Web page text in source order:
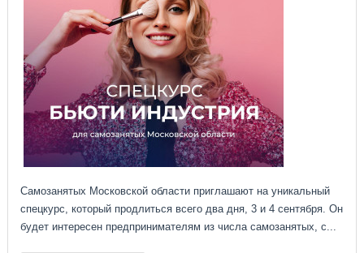
Самозанятых Московской области приглашают на уникальный
спецкурс, который продлиться всего два дня, 3 и 4 сентября. Он
будет интересен предпринимателям из числа самозанятых, с...